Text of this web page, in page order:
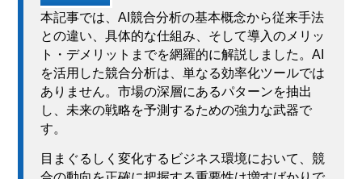
本記事では、AI競合分析の基本概念から従来手法
との違い、具体的な仕組み、そして導入のメリッ
ト・デメリットまでを網羅的に解説しました。AI
を活用した競合分析は、単なる効率化ツールでは
ありません。市場の深層にあるパターンを抽出
し、未来の戦略を予測するための強力な武器で
す。
目まぐるしく変化するビジネス環境において、競